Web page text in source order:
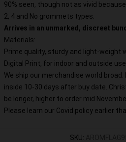
90% seen, though not as vivid
2, 4 and No grommets types.
Arrives in an unmarked, discreet
Materials:
Prime quality, sturdy and light-weight
Digital Print, for indoor and outside use
We ship our merchandise world broad.
inside 10-30 days after buy date.
be longer, higher to order mid
Please learn our Covid policy earlier
SKU: